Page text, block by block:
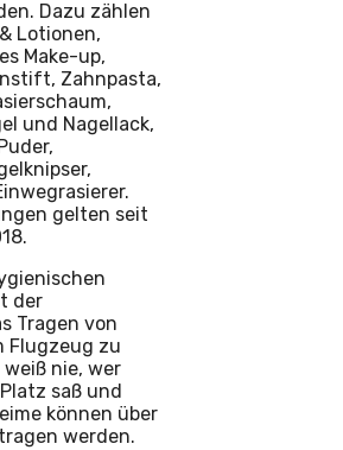
Dazu zählen
Lotionen,
Make-up,
Zahnpasta,
und Nagellack,
gelten seit
der
Tragen von
Flugzeug zu
nie, wer
saß und
können über
werden.